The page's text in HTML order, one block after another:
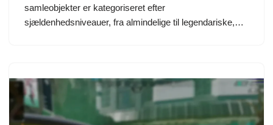
samleobjekter er kategoriseret efter
sjældenhedsniveauer, fra almindelige til legendariske,…